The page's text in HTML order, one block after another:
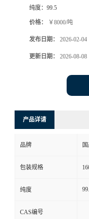
纯度： 99.5
价格： ￥8000/吨
发布日期： 2026-02-04
更新日期： 2026-08-08
产品详请
品牌
包装规格
纯度
CAS编号